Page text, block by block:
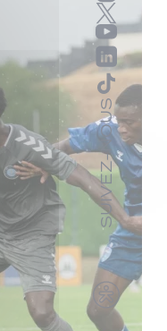
SUIVEZ-NOUS